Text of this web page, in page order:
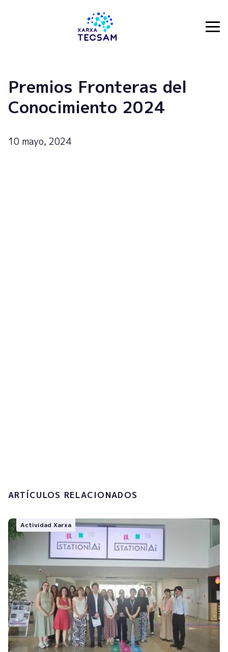
Premios Fronteras del
Conocimiento 2024
10 mayo, 2024
ARTÍCULOS RELACIONADOS
Actividad Xarxa